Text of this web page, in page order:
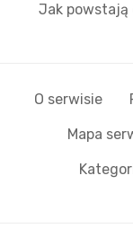
Jak powstają
O serwisie
Mapa